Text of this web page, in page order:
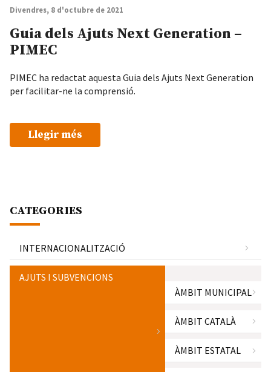
CATEGORIES
INTERNACIONALITZACIÓ
AJUTS I SUBVENCIONS
ÀMBIT MUNICIPAL
ÀMBIT CATALÀ
ÀMBIT ESTATAL
Divendres, 8 d'octubre de 2021
Guia dels Ajuts Next Generation –
PIMEC
PIMEC ha redactat aquesta Guia dels Ajuts Next Generation
per facilitar-ne la comprensió.
Llegir més